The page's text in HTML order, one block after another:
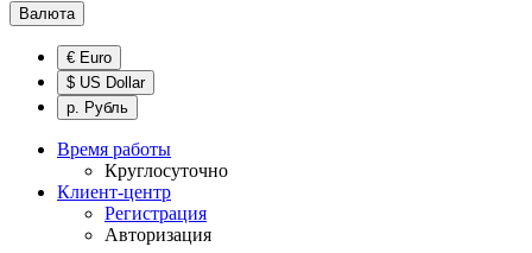
Валюта
€ Euro
$ US Dollar
р. Рубль
Время работы
Круглосуточно
Клиент-центр
Регистрация
Авторизация